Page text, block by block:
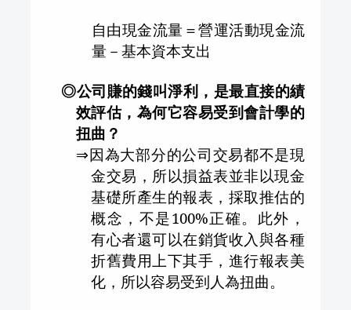
自由現金流量＝營運活動現金流
量－基本資本支出
◎公司賺的錢叫淨利，是最直接的績
效評估，為何它容易受到會計學的
扭曲？
⇒因為大部分的公司交易都不是現
金交易，所以損益表並非以現金
基礎所產生的報表，採取推估的
概念，不是100%正確。此外，
有心者還可以在銷貨收入與各種
折舊費用上下其手，進行報表美
化，所以容易受到人為扭曲。